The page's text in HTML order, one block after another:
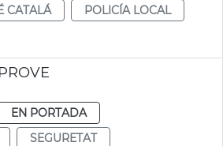
CATALÁ
POLICÍA LOCAL
EN PORTADA
SEGURETAT